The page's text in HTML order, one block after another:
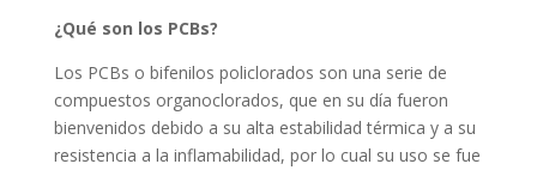
¿Qué son los PCBs?
Los PCBs o bifenilos policlorados son una serie de
compuestos organoclorados, que en su día fueron
bienvenidos debido a su alta estabilidad térmica y a su
resistencia a la inflamabilidad, por lo cual su uso se fue